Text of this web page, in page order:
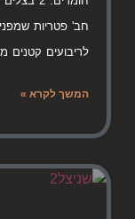
לריבועים
המשך לקרא »